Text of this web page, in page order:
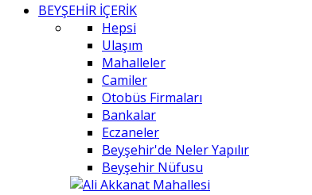
BEYŞEHİR İÇERİK
Hepsi
Ulaşım
Mahalleler
Camiler
Otobüs Firmaları
Bankalar
Eczaneler
Beyşehir'de Neler Yapılır
Beyşehir Nüfusu